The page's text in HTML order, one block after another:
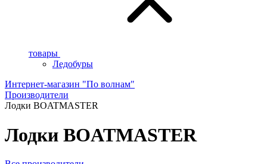
товары
Ледобуры
Интернет-магазин "По волнам"
Производители
Лодки BOATMASTER
Лодки BOATMASTER